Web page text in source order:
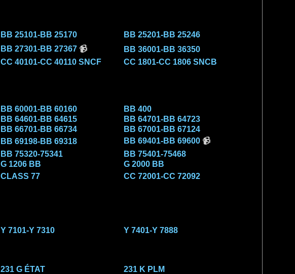
BB 25101-BB 25170
BB 25201-BB 25246
BB 27301-BB 27367📹
BB 36001-BB 36350
CC 40101-CC 40110 SNCF
CC 1801-CC 1806 SNCB
BB 60001-BB 60160
BB 400
BB 64601-BB 64615
BB 64701-BB 64723
BB 66701-BB 66734
BB 67001-BB 67124
BB 69198-BB 69318 BB 69401-BB 69600📹
BB 75320-75341
BB 75401-75468
G 1206 BB
G 2000 BB
CLASS 77
CC 72001-CC 72092
Y 7101-Y 7310 Y 7401-Y 7888
231 G ÉTAT
231 K PLM